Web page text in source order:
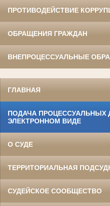
ПРОТИВОДЕЙСТВИЕ
ОБРАЩЕНИЯ ГРАЖДАН
ВНЕПРОЦЕССУАЛЬНЫЕ
ГЛАВНАЯ
ПОДАЧА ПРОЦЕССУАЛЬНЫХ
ЭЛЕКТРОННОМ ВИДЕ
О СУДЕ
ТЕРРИТОРИАЛЬНАЯ
СУДЕЙСКОЕ СООБЩЕСТВО